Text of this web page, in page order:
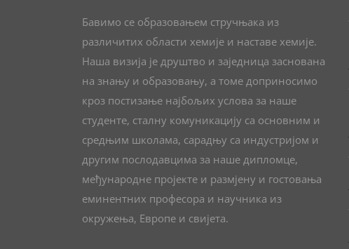
Бавимо се образовањем стручњака из
различитих области хемије и наставе хемије.
Наша визија је друштво и заједница заснована
на знању и образовању, а томе доприносимо
кроз постизање најбољих услова за наше
студенте, сталну комуникацију са основним и
средњим школама, сарадњу са индустријом и
другим послодавцима за наше дипломце,
међународне пројекте и размјену и гостовања
еминентних професора и научника из
окружења, Европе и свијета.